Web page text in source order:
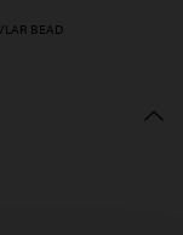
BEAD